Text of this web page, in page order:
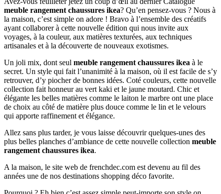
meuble rangement chaussures ikea? Qu’en pensez-vous ? Nous à
la maison, c’est simple on adore ! Bravo à l’ensemble des créatifs
ayant collaborer à cette nouvelle édition qui nous invite aux
voyages, à la couleur, aux matières texturées, aux techniques
artisanales et à la découverte de nouveaux exotismes.
Un joli mix, dont seul meuble rangement chaussures ikea à le
secret. Un style qui fait l’unanimité à la maison, où il est facile de s’y
retrouver, d’y piocher de bonnes idées. Coté couleurs, cette nouvelle
collection fait honneur au vert kaki et le jaune moutard. Chic et
élégante les belles matières comme le laiton le marbre ont une place
de choix au côté de matière plus douce comme le lin et le velours
qui apporte raffinement et élégance.
Allez sans plus tarder, je vous laisse découvrir quelques-unes des
plus belles planches d’ambiance de cette nouvelle collection meuble
rangement chaussures ikea.
A la maison, le site web de frenchdec.com est devenu au fil des
années une de nos destinations shopping déco favorite.